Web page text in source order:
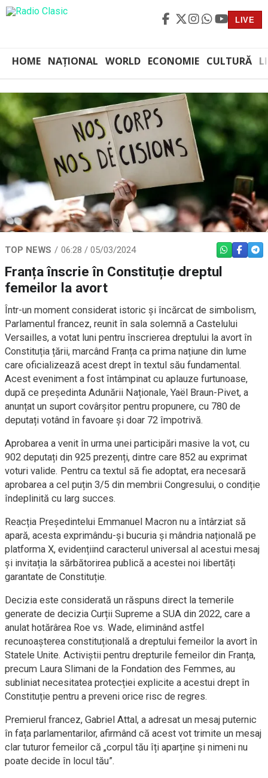
LIVE
HOME NAȚIONAL WORLD ECONOMIE CULTURĂ
TOP NEWS 06:28 / 05/03/2024 WHATSAPP
Franța înscrie în Constituție dreptul
femeilor la avort
Într-un moment considerat istoric și încărcat de simbolism,
Parlamentul francez, reunit în sala solemnă a Castelului
Versailles, a votat luni pentru înscrierea dreptului la avort în
Constituția țării, marcând Franța ca prima națiune din lume
care oficializează acest drept în textul său fundamental.
Acest eveniment a fost întâmpinat cu aplauze furtunoase,
după ce președinta Adunării Naționale, Yaël Braun-Pivet, a
anunțat un suport covârșitor pentru propunere, cu 780 de
deputați votând în favoare și doar 72 împotrivă.
Aprobarea a venit în urma unei participări masive la vot, cu
902 deputați din 925 prezenți, dintre care 852 au exprimat
voturi valide. Pentru ca textul să fie adoptat, era necesară
aprobarea a cel puțin 3/5 din membrii Congresului, o condiție
îndeplinită cu larg succes.
Reacția Președintelui Emmanuel Macron nu a întârziat să
apară, acesta exprimându-și bucuria și mândria națională pe
platforma X, evidențiind caracterul universal al acestui mesaj
și invitația la sărbătorirea publică a acestei noi libertăți
garantate de Constituție.
Decizia este considerată un răspuns direct la temerile
generate de decizia Curții Supreme a SUA din 2022, care a
anulat hotărârea Roe vs. Wade, eliminând astfel
recunoașterea constituțională a dreptului femeilor la avort în
Statele Unite. Activiștii pentru drepturile femeilor din Franța,
precum Laura Slimani de la Fondation des Femmes, au
subliniat necesitatea protecției explicite a acestui drept în
Constituție pentru a preveni orice risc de regres.
Premierul francez, Gabriel Attal, a adresat un mesaj puternic
în fața parlamentarilor, afirmând că acest vot trimite un mesaj
clar tuturor femeilor că „corpul tău îți aparține și nimeni nu
poate decide în locul tău”.